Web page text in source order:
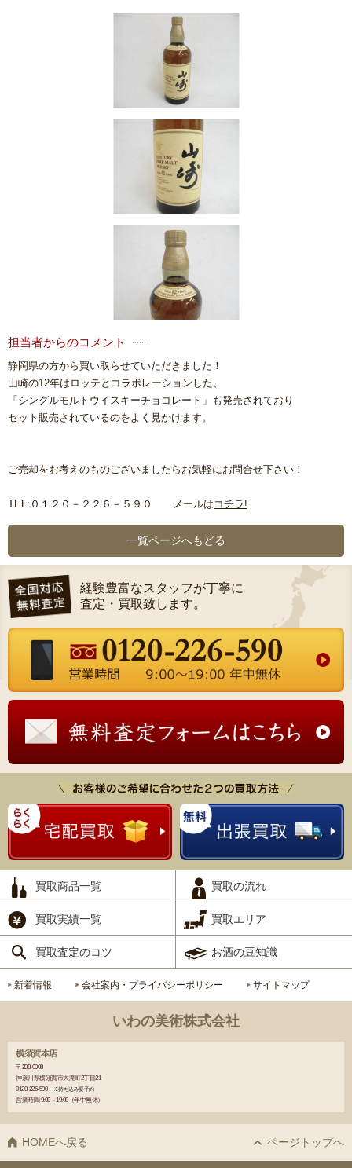
担当者からのコメント
静岡県の方から買い取らせていただきました！
山崎の12年はロッテとコラボレーションした、
「シングルモルトウイスキーチョコレート」も発売されており
セット販売されているのをよく見かけます。
ご売却をお考えのものございましたらお気軽にお問合せ下さい！
TEL:０１２０－２２６－５９０ メールは コチラ!
一覧ページへもどる
経験豊富なスタッフが丁寧に
査定・買取致します。
買取商品一覧 買取の流れ
買取実績一覧 買取エリア
買取査定のコツ お酒の豆知識
新着情報 会社案内・プライバシーポリシー サイトマップ
いわの美術株式会社
横須賀本店
〒238-0008
神奈川県横須賀市大滝町2丁目21
0120-226-590
※持ち込み要予約
営業時間 9:00～19:00（年中無休）
HOMEへ戻る ページトップへ